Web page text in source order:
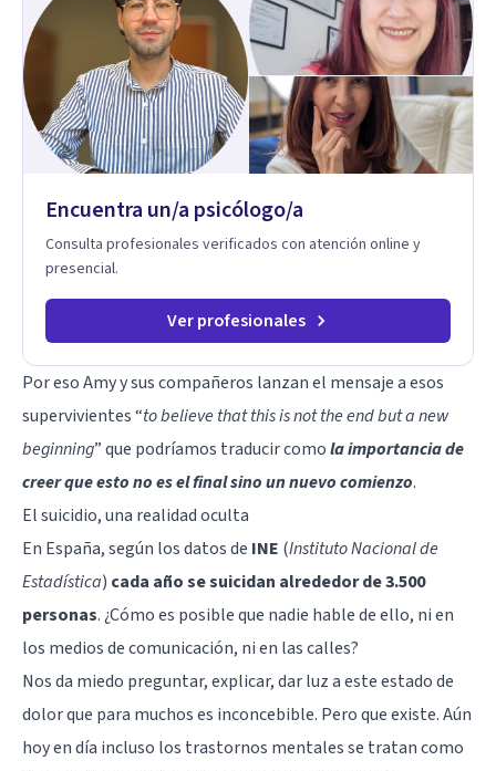
Encuentra un/a psicólogo/a
Consulta profesionales verificados con atención online y
presencial.
Ver profesionales
Por eso Amy y sus compañeros lanzan el mensaje a esos
supervivientes “to believe that this is not the end but a new
beginning” que podríamos traducir comola importancia de
creer que esto no es el final sino un nuevo comienzo.
El suicidio, una realidad oculta
En España, según los datos de INE (Instituto Nacional de
Estadística) cada año se suicidan alrededor de 3.500
personas. ¿Cómo es posible que nadie hable de ello, ni en
los medios de comunicación, ni en las calles?
Nos da miedo preguntar, explicar, dar luz a este estado de
dolor que para muchos es inconcebible. Pero que existe. Aún
hoy en día incluso los trastornos mentalesse tratan como